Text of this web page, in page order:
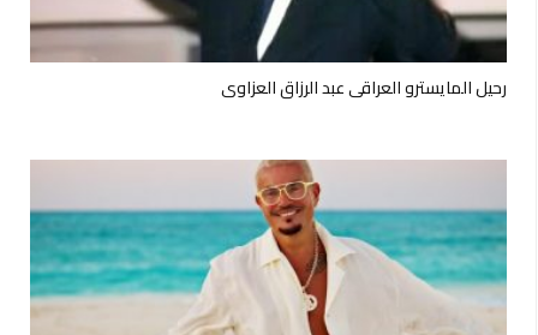
رحيل المايسترو العراقي عبد الرزاق العزاوي